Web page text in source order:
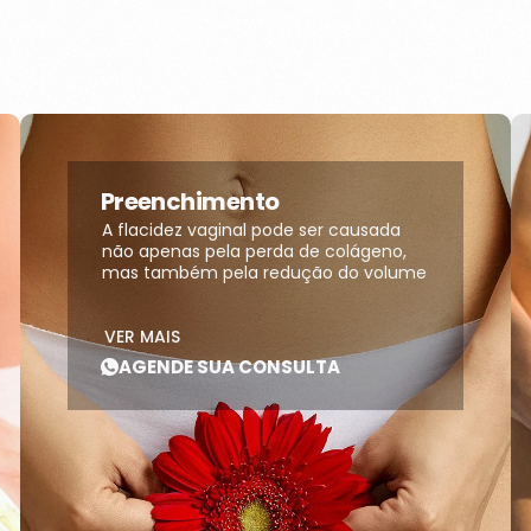
Preenchimento
A flacidez vaginal pode ser causada
não apenas pela perda de colágeno,
mas também pela redução do volume
O preenchimento vaginal pode
restaurar esse volume, reduzindo a
flacidez e definindo o contorno da
região.
Agende uma consulta com nossos
VER MAIS
AGENDE SUA CONSULTA